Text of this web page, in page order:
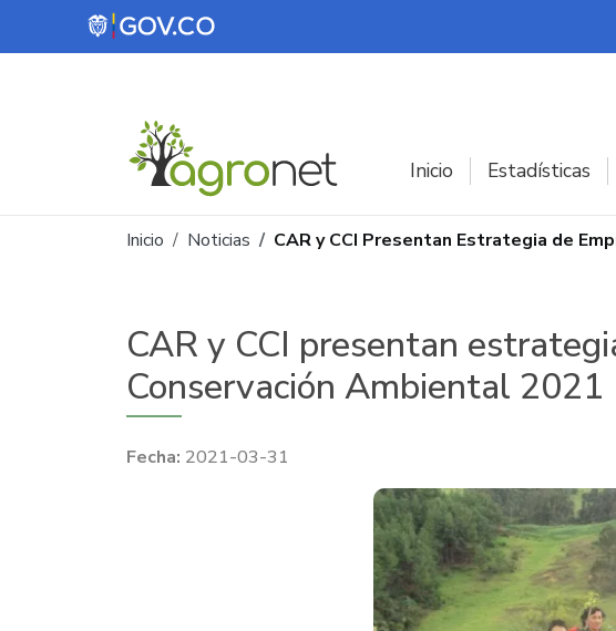
Pasar al contenido principal
Inicio Estadísticas
Ruta de navegación
Inicio Noticias CAR y CCI Presentan Estrategia de
CAR y CCI presentan
Conservación Ambiental 2021
2021-03-31